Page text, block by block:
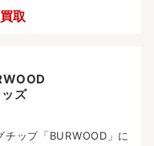
取
ズ
ップ「BURWOOD」に